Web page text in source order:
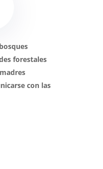
forestales
con las